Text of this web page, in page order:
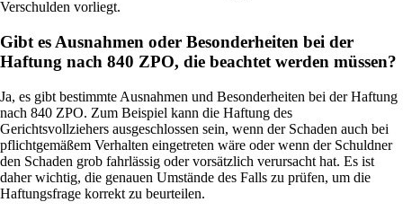
Verschulden vorliegt.
Gibt es Ausnahmen oder Besonderheiten bei der
Haftung nach 840 ZPO, die beachtet werden müssen?
Ja, es gibt bestimmte Ausnahmen und Besonderheiten bei der Haftung
nach 840 ZPO. Zum Beispiel kann die Haftung des
Gerichtsvollziehers ausgeschlossen sein, wenn der Schaden auch bei
pflichtgemäßem Verhalten eingetreten wäre oder wenn der Schuldner
den Schaden grob fahrlässig oder vorsätzlich verursacht hat. Es ist
daher wichtig, die genauen Umstände des Falls zu prüfen, um die
Haftungsfrage korrekt zu beurteilen.